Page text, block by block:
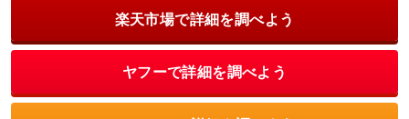
楽天市場で詳細を調べよう
ヤフーで詳細を調べよう